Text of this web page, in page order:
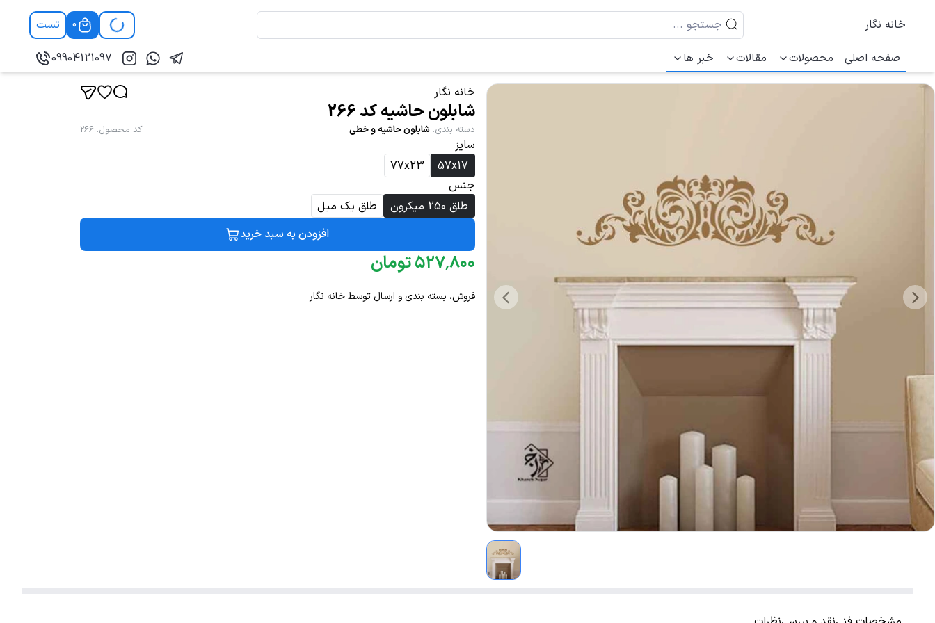
خانه نگار 0
تست
صفحه اصلی
محصولات مقالات خبر ها 09904121097
خانه نگار
شابلون حاشیه کد 266
دسته بندی: شابلون حاشیه و خطی کد محصول:
266
سایز
57x17
77x23
جنس
طلق 250 میکرون
طلق یک میل
افزودن به سبد خرید
۵۲۷٬۸۰۰ تومان
فروش، بسته بندی و ارسال توسط خانه نگار